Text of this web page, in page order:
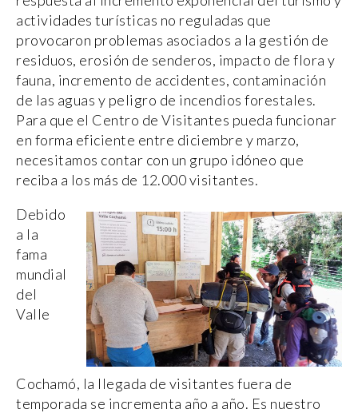
actividades turísticas no reguladas que
provocaron problemas asociados a la gestión de
residuos, erosión de senderos, impacto de flora y
fauna, incremento de accidentes, contaminación
de las aguas y peligro de incendios forestales.
Para que el Centro de Visitantes pueda funcionar
en forma eficiente entre diciembre y marzo,
necesitamos contar con un grupo idóneo que
reciba a los más de 12.000 visitantes.
Debido
a la
fama
mundial
del
Valle
Cochamó, la llegada de visitantes fuera de
temporada se incrementa año a año. Es nuestro